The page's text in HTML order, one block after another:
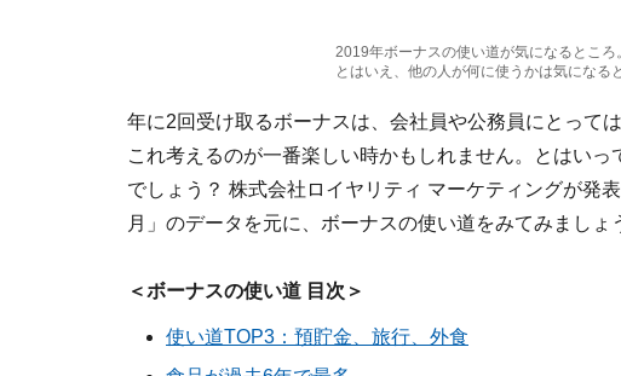
2019年ボーナスの使い道が気になるとこ
とはいえ、他の人が何に使うかは気になる
年に2回受け取るボーナスは、会社員や公務員にとって
これ考えるのが一番楽しい時かもしれません。とはい
でしょう？ 株式会社ロイヤリティ マーケティングが発
月」のデータを元に、ボーナスの使い道をみてみましょ
＜ボーナスの使い道 目次＞
使い道TOP3：預貯金、旅行、外食